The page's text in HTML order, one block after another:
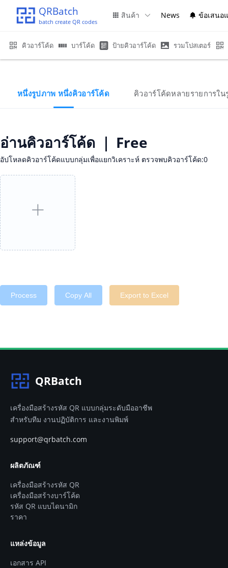
QRBatch
batch create QR codes
สินค้า News ข้อเสนอ
คิวอาร์โค้ด บาร์โค้ด ป้ายคิวอาร์โค้ด รวมโปสเตอร์
หนึ่งรูปภาพ หนึ่งคิวอาร์โค้ด คิวอาร์โค้ดหลายรายการใ
อ่านคิวอาร์โค้ด ｜ Free
อัปโหลดคิวอาร์โค้ดแบบกลุ่มเพื่อแยกวิเคราะห์ ตรวจพบคิวอาร์โค้ด:0
Process Copy All Export to Excel
QRBatch
เครื่องมือสร้างรหัส QR แบบกลุ่มระดับมืออาชีพ
สำหรับทีม งานปฏิบัติการ และงานพิมพ์
support@qrbatch.com
ผลิตภัณฑ์
เครื่องมือสร้างรหัส QR
เครื่องมือสร้างบาร์โค้ด
รหัส QR แบบไดนามิก
ราคา
แหล่งข้อมูล
เอกสาร API